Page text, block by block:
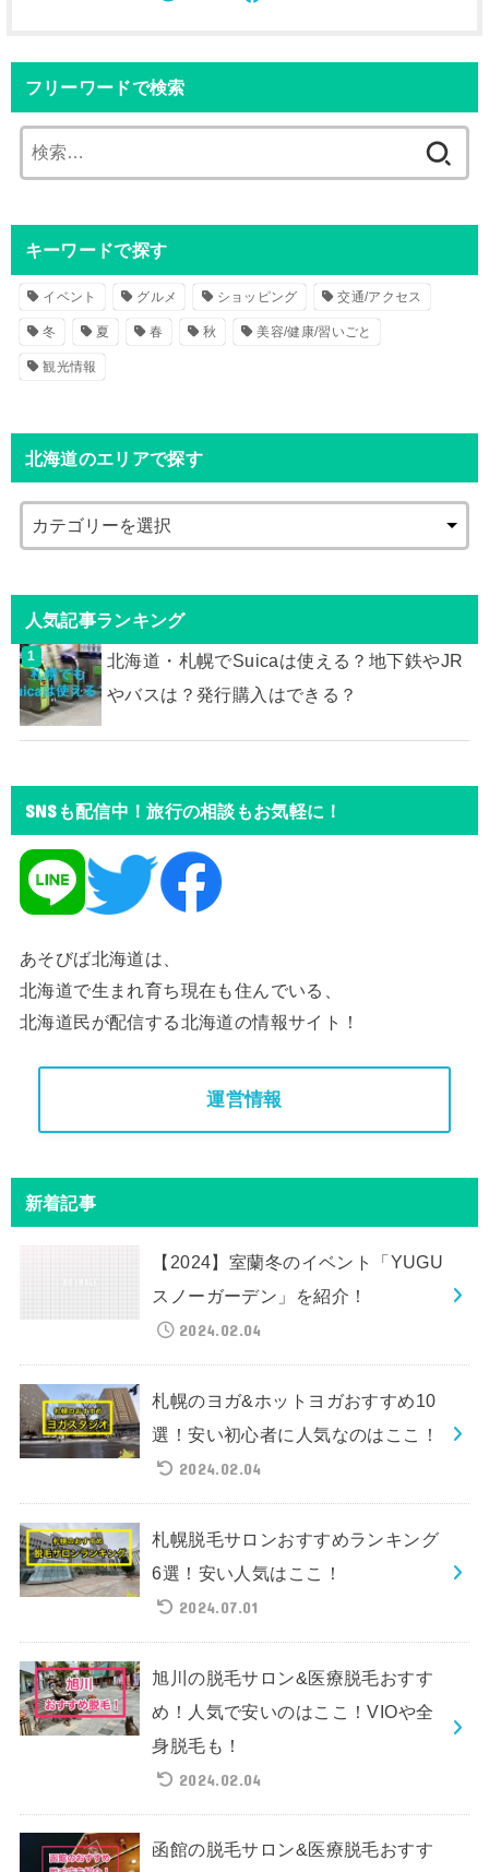
フリーワードで検索
索
キーワードで探す
イベント グルメ ショッピング 交通/アクセス
冬 夏 春 秋 美容/健康/習いごと
観光情報
北海道のエリアで探す
人気記事ランキング
北海道・札幌でSuicaは使える？地下鉄やJR
やバスは？発行購入はできる？
SNSも配信中！旅行の相談もお気軽に！
あそびば北海道は、
北海道で生まれ育ち現在も住んでいる、
北海道民が配信する北海道の情報サイト！
運営情報
新着記事
【2024】室蘭冬のイベント「YUGU
スノーガーデン」を紹介！
2024.02.04
札幌のヨガ&ホットヨガおすすめ10
選！安い初心者に人気なのはここ！
2024.02.04
札幌脱毛サロンおすすめランキング
6選！安い人気はここ！
2024.07.01
旭川の脱毛サロン&医療脱毛おすす
め！人気で安いのはここ！VIOや全
身脱毛も！
2024.02.04
函館の脱毛サロン&医療脱毛おすす